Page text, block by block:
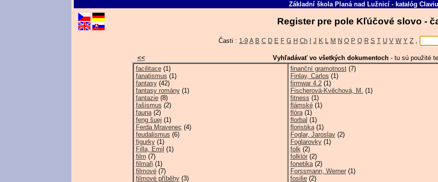
Základní škola Planá nad Lužnicí - katalóg
Register pre pole Kľúčové slovo -
Časti : 1-9 A B C D E F G H Ch J K L M N O P Q R S T U V W Y Z ,
<< Vyhľadávať vo všetkých dokumentoch - tu sú použité
facilitace(1)
fanatismus (1)
fantasy(42)
fantasy romány(1)
fantazie(8)
fašismus (2)
fauna(2)
feng šuej (1)
Ferda Mravenec (4)
feudalismus (6)
figurky(1)
Filla, Emil (1)
film (7)
filmaři (1)
filmové(7)
filmové příběhy(3)
finanční gramotnost(7)
Finlay, Carlos (1)
firmwar 4.2(1)
Fischerová-Kvěchová, M. (1)
fitness (1)
flámské(1)
flóra(1)
florbal (1)
floristika(1)
Foglar, Jaroslav(2)
Foglarovky(1)
folk(2)
folklór(2)
fonetika(2)
Forssmann, Werner(1)
fosilie(2)